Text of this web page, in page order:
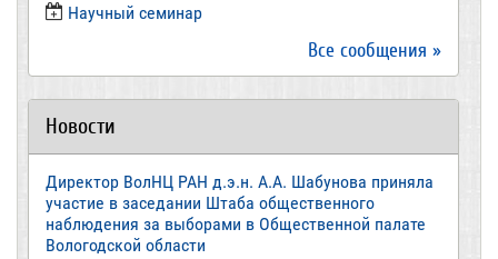
​Научный семинар
Все сообщения »
Новости
Директор ВолНЦ РАН д.э.н. А.А. Шабунова приняла
участие в заседании Штаба общественного
наблюдения за выборами в Общественной палате
Вологодской области